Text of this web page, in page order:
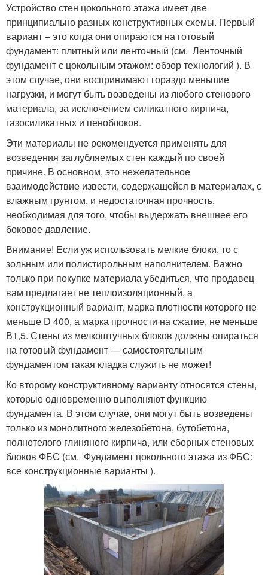
Устройство стен цокольного этажа имеет две
принципиально разных конструктивных схемы. Первый
вариант – это когда они опираются на готовый
фундамент: плитный или ленточный (см. Ленточный
фундамент с цокольным этажом: обзор технологий ). В
этом случае, они воспринимают гораздо меньшие
нагрузки, и могут быть возведены из любого стенового
материала, за исключением силикатного кирпича,
газосиликатных и пеноблоков.
Эти материалы не рекомендуется применять для
возведения заглубляемых стен каждый по своей
причине. В основном, это нежелательное
взаимодействие извести, содержащейся в материалах, с
влажным грунтом, и недостаточная прочность,
необходимая для того, чтобы выдержать внешнее его
боковое давление.
Внимание! Если уж использовать мелкие блоки, то с
зольным или полистирольным наполнителем. Важно
только при покупке материала убедиться, что продавец
вам предлагает не теплоизоляционный, а
конструкционный вариант, марка плотности которого не
меньше D 400, а марка прочности на сжатие, не меньше
В1,5. Стены из мелкоштучных блоков должны опираться
на готовый фундамент — самостоятельным
фундаментом такая кладка служить не может!
Ко второму конструктивному варианту относятся стены,
которые одновременно выполняют функцию
фундамента. В этом случае, они могут быть возведены
только из монолитного железобетона, бутобетона,
полнотелого глиняного кирпича, или сборных стеновых
блоков ФБС (см. Фундамент цокольного этажа из ФБС:
все конструкционные варианты ).